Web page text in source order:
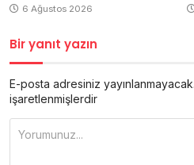
6 Ağustos 2026
Bir yanıt yazın
E-posta adresiniz yayınlanmayacak.
işaretlenmişlerdir